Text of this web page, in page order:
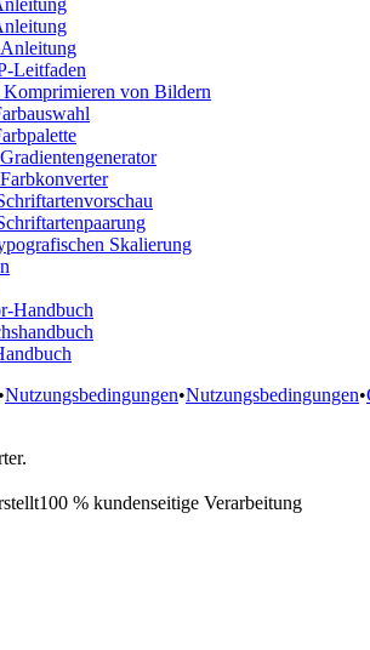
Leitfaden
von Bildern
Skalierung
Handbuch
•Nutzungsbedingungen•Nutzungsbedingungen•
100 % kundenseitige Verarbeitung